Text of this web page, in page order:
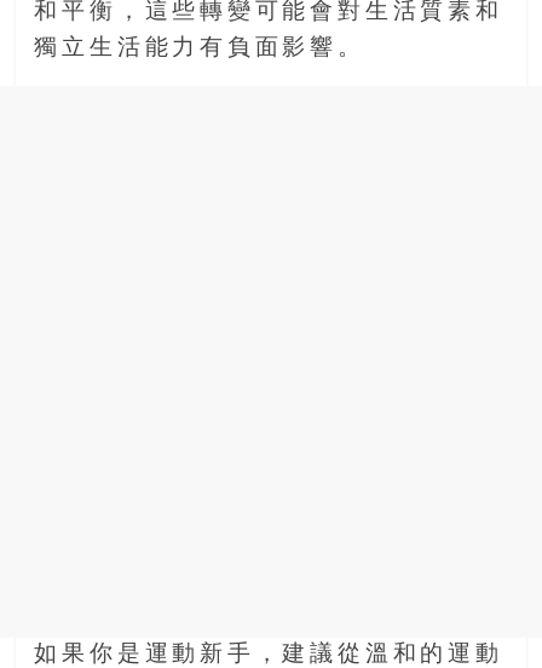
和平衡，這些轉變可能會對生活質素和
獨立生活能力有負面影響。
如果你是運動新手，建議從溫和的運動